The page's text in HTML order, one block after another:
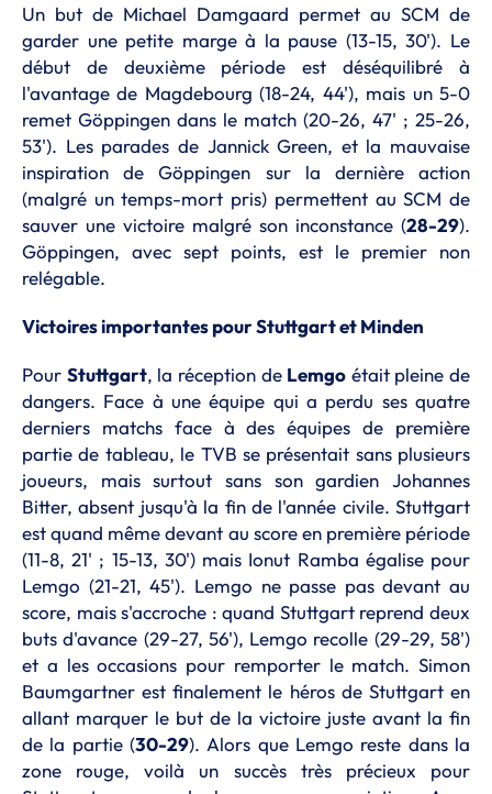
Un but de Michael Damgaard permet au SCM de
garder une petite marge à la pause (13-15, 30'). Le
début de deuxième période est déséquilibré à
l'avantage de Magdebourg (18-24, 44'), mais un 5-0
remet Göppingen dans le match (20-26, 47' ; 25-26,
53'). Les parades de Jannick Green, et la mauvaise
inspiration de Göppingen sur la dernière action
(malgré un temps-mort pris) permettent au SCM de
sauver une victoire malgré son inconstance (28-29).
Göppingen, avec sept points, est le premier non
relégable.
Victoires importantes pour Stuttgart et Minden
Pour Stuttgart, la réception de Lemgo était pleine de
dangers. Face à une équipe qui a perdu ses quatre
derniers matchs face à des équipes de première
partie de tableau, le TVB se présentait sans plusieurs
joueurs, mais surtout sans son gardien Johannes
Bitter, absent jusqu'à la fin de l'année civile. Stuttgart
est quand même devant au score en première période
(11-8, 21' ; 15-13, 30') mais Ionut Ramba égalise pour
Lemgo (21-21, 45'). Lemgo ne passe pas devant au
score, mais s'accroche : quand Stuttgart reprend deux
buts d'avance (29-27, 56'), Lemgo recolle (29-29, 58')
et a les occasions pour remporter le match. Simon
Baumgartner est finalement le héros de Stuttgart en
allant marquer le but de la victoire juste avant la fin
de la partie (30-29). Alors que Lemgo reste dans la
zone rouge, voilà un succès très précieux pour